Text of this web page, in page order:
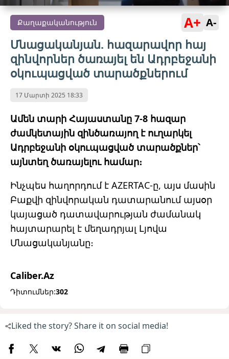
Քաղաքականություն A+ A-
Մնացականյան. հազարավոր հայ
զինվորներ ծառայել են Ադրբեջանի
օկուպացված տարածքներում
17 Մարտի 2025 18:33
Ամեն տարի Հայաստանը 7-8 հազար
ժամկետային զինծառայող է ուղարկել
Ադրբեջանի օկուպացված տարածքներ՝
այնտեղ ծառայելու համար։
Ինչպես հաղորդում է AZERTAC-ը, այս մասին
Բաքվի զինվորական դատարանում այսօր
կայացած դատավարության ժամանակ
հայտարարել է մեղադրյալ Լյովա
Մնացականյանը։
Caliber.Az
Դիտումներ:302
Liked the story? Share it on social media!